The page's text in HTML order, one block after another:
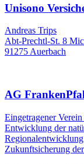
Unisono
Andreas Trips
Abt-Prechtl-St. 8
91275 Auerbach
AG
Eingetragener
Entwicklung der
Zukunftsicherung